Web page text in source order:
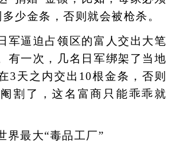
少金条，否则就会被枪杀。
逼迫占领区的富人交出大笔
有一次，几名日军绑架了当地
3天之内交出10根金条，否则
割了，这名富商只能乖乖就
最大“毒品工厂”